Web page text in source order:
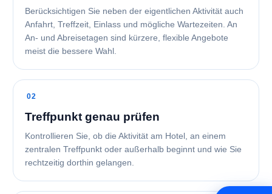
Berücksichtigen Sie neben der eigentlichen Aktivität auch
Anfahrt, Treffzeit, Einlass und mögliche Wartezeiten. An
An- und Abreisetagen sind kürzere, flexible Angebote
meist die bessere Wahl.
Treffpunkt genau prüfen
Kontrollieren Sie, ob die Aktivität am Hotel, an einem
zentralen Treffpunkt oder außerhalb beginnt und wie Sie
rechtzeitig dorthin gelangen.